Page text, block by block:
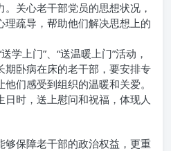
关心老干部党员的思想状况，
理疏导，帮助他们解决思想上的
学上门”、“送温暖上门”活动，
期卧病在床的老干部，要安排专
们感受到组织的温暖和关爱。
日时，送上慰问和祝福，体现人
够保障老干部的政治权益，更重